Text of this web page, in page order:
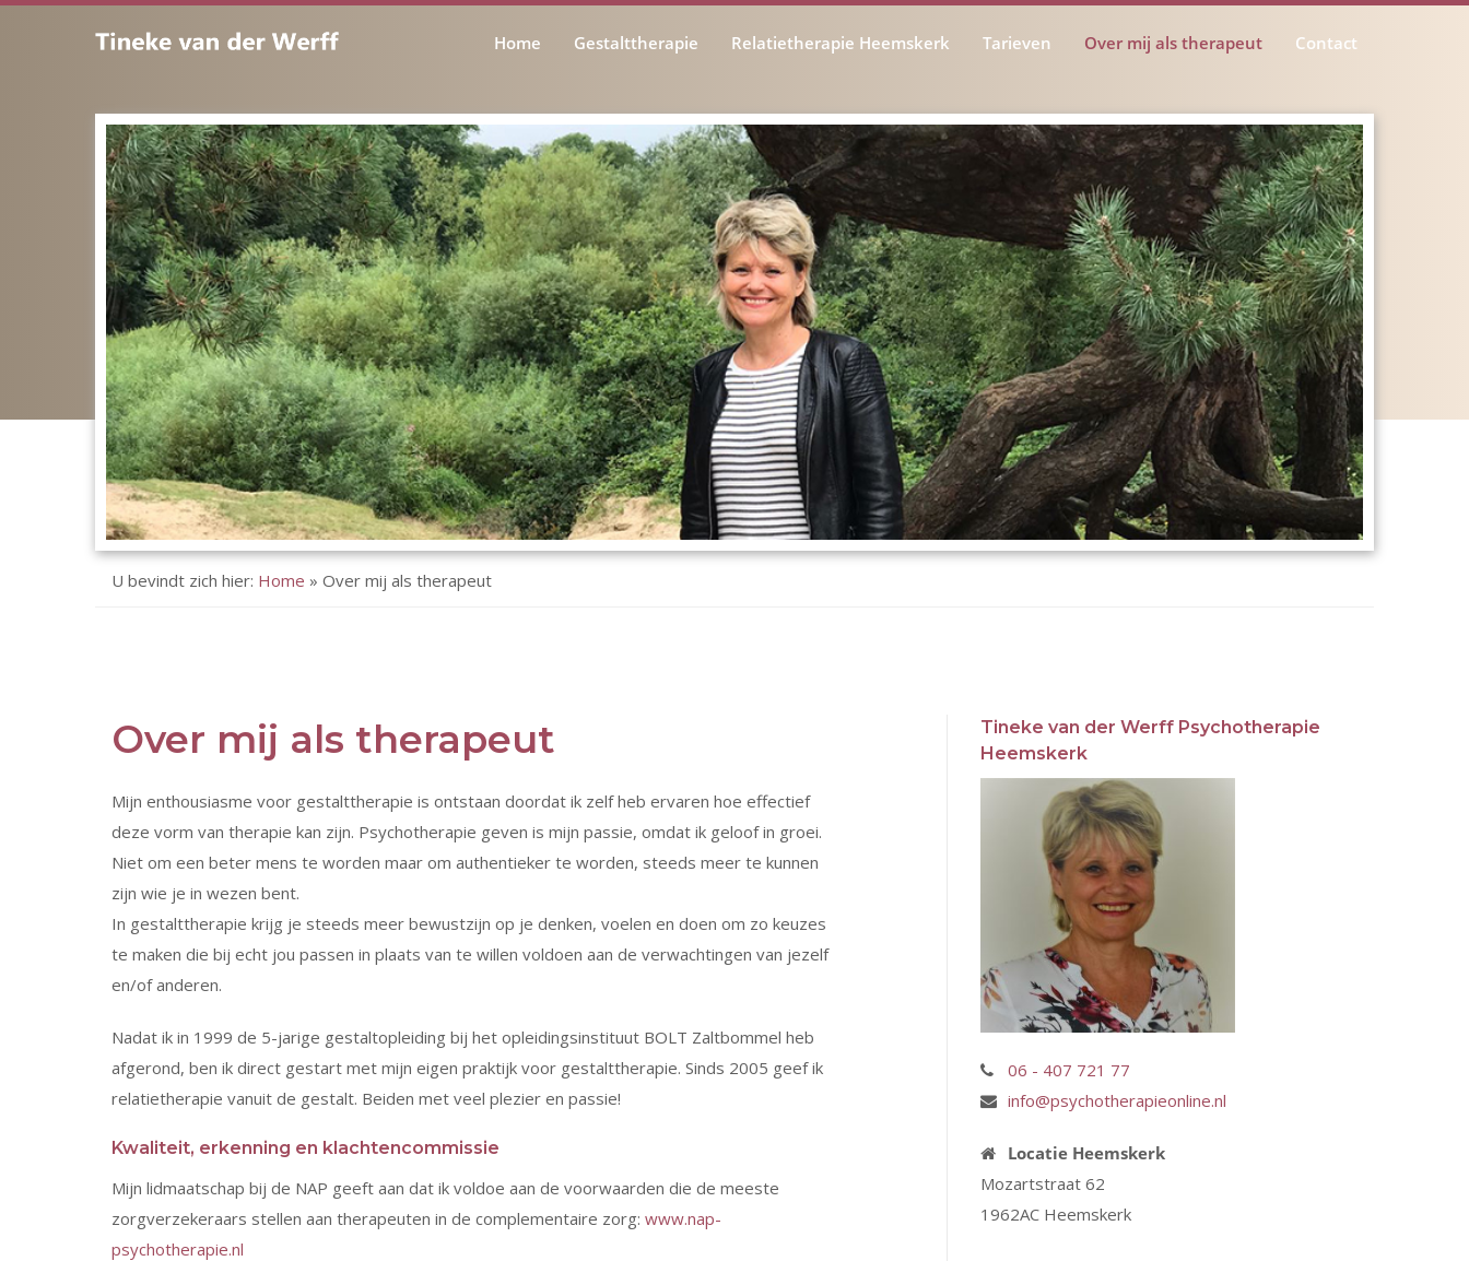
Home Gestalttherapie Relatietherapie Heemskerk Tarieven Over mij als therapeut Contact
U bevindt zich hier: Home » Over mij als therapeut
Over mij als therapeut
Mijn enthousiasme voor gestalttherapie is ontstaan doordat ik zelf heb ervaren hoe effectief
deze vorm van therapie kan zijn. Psychotherapie geven is mijn passie, omdat ik geloof in groei.
Niet om een beter mens te worden maar om authentieker te worden, steeds meer te kunnen
zijn wie je in wezen bent.
In gestalttherapie krijg je steeds meer bewustzijn op je denken, voelen en doen om zo keuzes
te maken die bij echt jou passen in plaats van te willen voldoen aan de verwachtingen van jezelf
en/of anderen.
Nadat ik in 1999 de 5-jarige gestaltopleiding bij het opleidingsinstituut BOLT Zaltbommel heb
afgerond, ben ik direct gestart met mijn eigen praktijk voor gestalttherapie. Sinds 2005 geef ik
relatietherapie vanuit de gestalt. Beiden met veel plezier en passie!
Kwaliteit, erkenning en klachtencommissie
Mijn lidmaatschap bij de NAP geeft aan dat ik voldoe aan de voorwaarden die de meeste
zorgverzekeraars stellen aan therapeuten in de complementaire zorg: www.nap-
psychotherapie.nl
Tineke van der Werff Psychotherapie
Heemskerk
06 - 407 721 77
info@psychotherapieonline.nl
Locatie Heemskerk
Mozartstraat 62
1962AC Heemskerk